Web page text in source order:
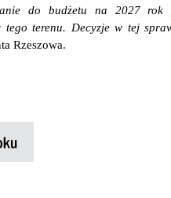
do budżetu na 2027 rok
terenu. Decyzje w tej
Rzeszowa.